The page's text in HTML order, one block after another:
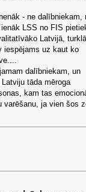
- ne dalībniekam,
LSS no FIS
Latvijā,
iespējams uz kaut ko
dalībniekam, un
tāda mēroga
kam tas
varēšanu, ja vien šos